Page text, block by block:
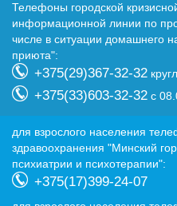
Телефоны городской
информационной линии по
числе в ситуации домашнего
приюта":
+375(29)367-32-32
+375(33)603-32-32 с
для взрослого населения
здравоохранения "Минский
психиатрии и психотерапии":
+375(17)399-24-07